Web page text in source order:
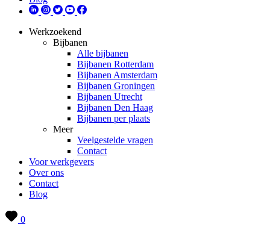
Werkzoekend
Bijbanen
Alle bijbanen
Bijbanen Rotterdam
Bijbanen Amsterdam
Bijbanen Groningen
Bijbanen Utrecht
Bijbanen Den Haag
Bijbanen per plaats
Meer
Veelgestelde vragen
Contact
Voor werkgevers
Over ons
Contact
Blog
0